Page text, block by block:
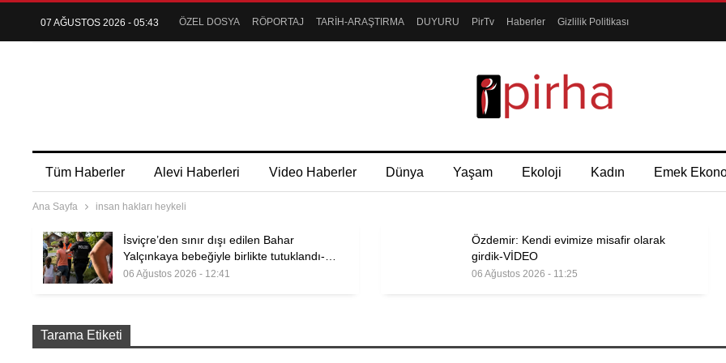
07 AĞUSTOS 2026 - 05:43 ÖZEL DOSYA RÖPORTAJ TARİH-ARAŞTIRMA DUYURU PirTv Haberler Gizlilik Politikası
Tüm Haberler Alevi Haberleri Video Haberler Dünya Yaşam Ekoloji Kadın Emek
Ana Sayfa insan hakları heykeli
İsviçre’den sınır dışı edilen Bahar
Yalçınkaya bebeğiyle birlikte tutuklandı-…
06 Ağustos 2026 - 12:41
Özdemir: Kendi evimize misafir olarak
girdik-VİDEO
06 Ağustos 2026 - 11:25
Tarama Etiketi